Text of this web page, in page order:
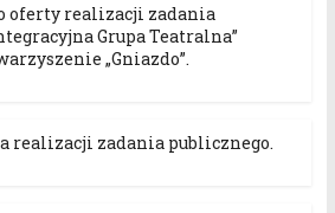
oferty realizacji zadania
Grupa Teatralna”
„Gniazdo”.
realizacji zadania publicznego.